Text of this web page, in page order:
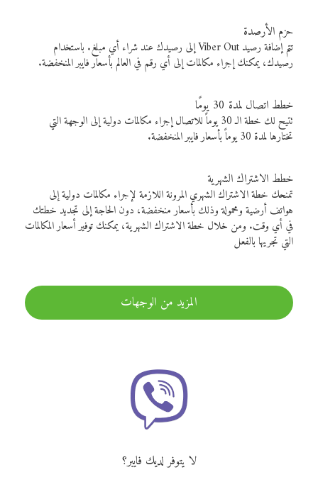
حزم الأرصدة
تتم إضافة رصيد Viber Out إلى رصيدك عند شراء أي مبلغ. باستخدام
رصيدك، يمكنك إجراء مكالمات إلى أي رقم في العالم بأسعار فايبر المنخفضة.
خطط اتصال لمدة 30 يومًا
تتيح لك خطة الـ 30 يوماً للاتصال إجراء مكالمات دولية إلى الوجهة التي
تختارها لمدة 30 يوماً بأسعار فايبر المنخفضة.
خطط الاشتراك الشهرية
تمنحك خطة الاشتراك الشهري المرونة اللازمة لإجراء مكالمات دولية إلى
هواتف أرضية ومحمولة وذلك بأسعار منخفضة، دون الحاجة إلى تجديد خطتك
في أي وقت. ومن خلال خطة الاشتراك الشهرية، يمكنك توفير أسعار المكالمات
التي تجريها بالفعل
المزيد من الوجهات
لا يتوفر لديك فايبر؟